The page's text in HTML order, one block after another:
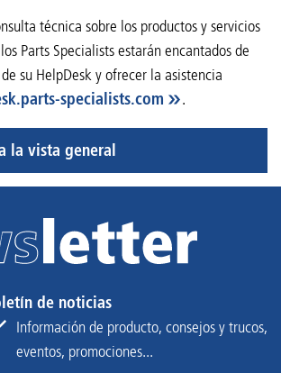
técnica sobre los productos y servicios
Parts Specialists estarán encantados de
su HelpDesk y ofrecer la asistencia
specialists.com .
la vista general
de noticias
Información de producto, consejos y trucos,
eventos, promociones...